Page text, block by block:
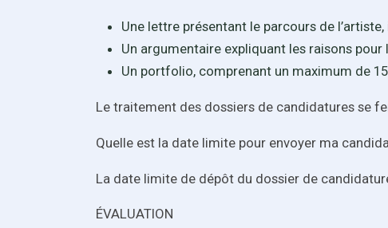
Une lettre présentant le parcours de
Un argumentaire expliquant les raisons
Un portfolio, comprenant un maximum de
Le traitement des dossiers de candidatures se
Quelle est la date limite pour envoyer ma
La date limite de dépôt du dossier de
ÉVALUATION